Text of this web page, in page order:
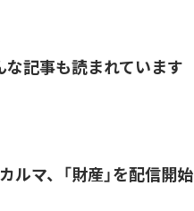
な記事も読まれています
ルマ、「財産」を配信開始